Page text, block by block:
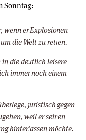
Sonntag:
wenn er Explosionen
die Welt zu retten.
die deutlich leisere
immer noch einem
juristisch gegen
weil er seinen
hinterlassen möchte.